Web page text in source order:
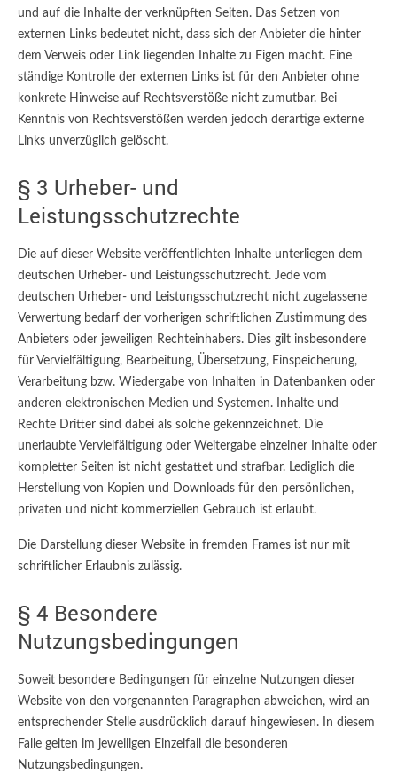
und auf die Inhalte der verknüpften Seiten. Das Setzen von
externen Links bedeutet nicht, dass sich der Anbieter die hinter
dem Verweis oder Link liegenden Inhalte zu Eigen macht. Eine
ständige Kontrolle der externen Links ist für den Anbieter ohne
konkrete Hinweise auf Rechtsverstöße nicht zumutbar. Bei
Kenntnis von Rechtsverstößen werden jedoch derartige externe
Links unverzüglich gelöscht.
§ 3 Urheber- und
Leistungsschutzrechte
Die auf dieser Website veröffentlichten Inhalte unterliegen dem
deutschen Urheber- und Leistungsschutzrecht. Jede vom
deutschen Urheber- und Leistungsschutzrecht nicht zugelassene
Verwertung bedarf der vorherigen schriftlichen Zustimmung des
Anbieters oder jeweiligen Rechteinhabers. Dies gilt insbesondere
für Vervielfältigung, Bearbeitung, Übersetzung, Einspeicherung,
Verarbeitung bzw. Wiedergabe von Inhalten in Datenbanken oder
anderen elektronischen Medien und Systemen. Inhalte und
Rechte Dritter sind dabei als solche gekennzeichnet. Die
unerlaubte Vervielfältigung oder Weitergabe einzelner Inhalte oder
kompletter Seiten ist nicht gestattet und strafbar. Lediglich die
Herstellung von Kopien und Downloads für den persönlichen,
privaten und nicht kommerziellen Gebrauch ist erlaubt.
Die Darstellung dieser Website in fremden Frames ist nur mit
schriftlicher Erlaubnis zulässig.
§ 4 Besondere
Nutzungsbedingungen
Soweit besondere Bedingungen für einzelne Nutzungen dieser
Website von den vorgenannten Paragraphen abweichen, wird an
entsprechender Stelle ausdrücklich darauf hingewiesen. In diesem
Falle gelten im jeweiligen Einzelfall die besonderen
Nutzungsbedingungen.